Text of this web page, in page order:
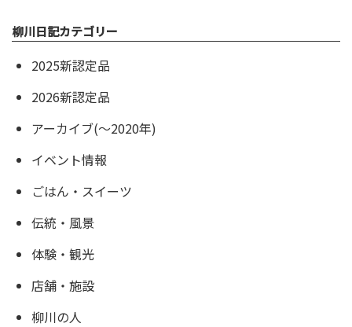
柳川日記カテゴリー
2025新認定品
2026新認定品
アーカイブ(〜2020年)
イベント情報
ごはん・スイーツ
伝統・風景
体験・観光
店舗・施設
柳川の人